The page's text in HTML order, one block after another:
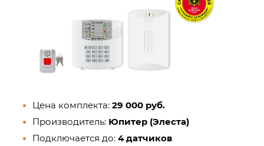
Цена комплекта: 29 000 руб.
Производитель: Юпитер (Элеста)
Подключается до: 4 датчиков